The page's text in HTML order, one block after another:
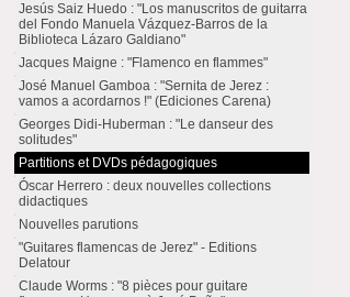
Jesús Saiz Huedo : "Los manuscritos de guitarra
del Fondo Manuela Vázquez-Barros de la
Biblioteca Lázaro Galdiano"
Jacques Maigne : "Flamenco en flammes"
José Manuel Gamboa : "Sernita de Jerez :
vamos a acordarnos !" (Ediciones Carena)
Georges Didi-Huberman : "Le danseur des
solitudes"
Partitions et DVDs pédagogiques
Óscar Herrero : deux nouvelles collections
didactiques
Nouvelles parutions
"Guitares flamencas de Jerez" - Editions
Delatour
Claude Worms : "8 pièces pour guitare